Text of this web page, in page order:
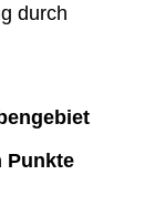
durch
Punkte